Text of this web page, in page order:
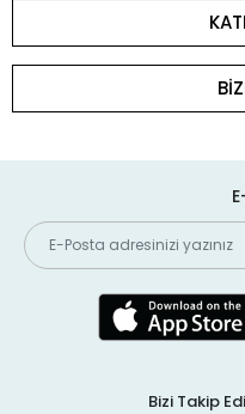
Bizi Takip